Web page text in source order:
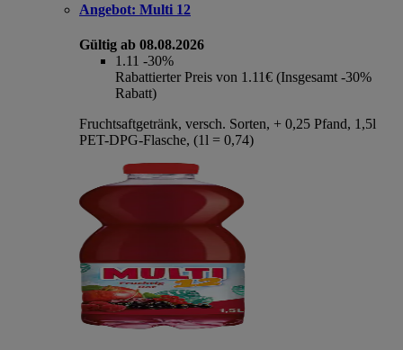
Angebot: Multi 12
Gültig ab 08.08.2026
1.11 -30%
Rabattierter Preis von 1.11€ (Insgesamt -30%
Rabatt)
Fruchtsaftgetränk, versch. Sorten, + 0,25 Pfand, 1,5l
PET-DPG-Flasche, (1l = 0,74)